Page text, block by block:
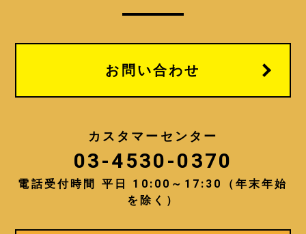
お問い合わせ
カスタマーセンター
03-4530-0370
電話受付時間 平日 10:00～17:30（年末年始
を除く）